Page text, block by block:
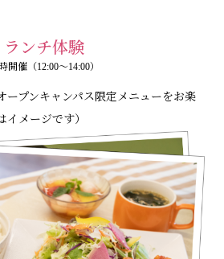
ランチ体験
開催（12:00～14:00）
ープンキャンパス限定メニューをお楽
イメージです）